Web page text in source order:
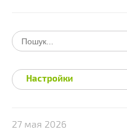
27 мая 2026
Настройки